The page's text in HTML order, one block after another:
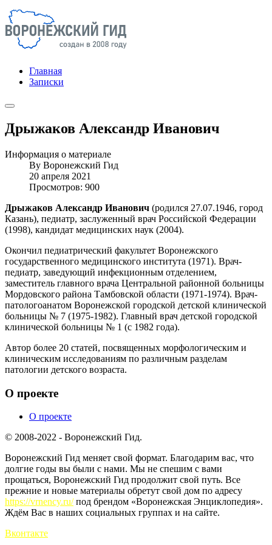
Главная
Записки
Дрыжаков Александр Иванович
Информация о материале
By Воронежский Гид
20 апреля 2021
Просмотров: 900
Дрыжаков Александр Иванович (родился 27.07.1946, город
Казань), педиатр, заслуженный врач Российской Федерации
(1998), кандидат медицинских наук (2004).
Окончил педиатрический факультет Воронежского
государственного медицинского института (1971). Врач-
педиатр, заведующий инфекционным отделением,
заместитель главного врача Центральной районной больницы
Мордовского района Тамбовской области (1971-1974). Врач-
патологоанатом Воронежской городской детской клинической
больницы № 7 (1975-1982). Главный врач детской городской
клинической больницы № 1 (с 1982 года).
Автор более 20 статей, посвященных морфологическим и
клиническим исследованиям по различным разделам
патологии детского возраста.
О проекте
О проекте
© 2008-2022 - Воронежский Гид.
Воронежский Гид меняет свой формат. Благодарим вас, что
долгие годы вы были с нами. Мы не спешим с вами
прощаться, Воронежский Гид продолжит свой путь. Все
прежние и новые материалы обретут свой дом по адресу
https://vrnency.ru/под брендом «Воронежская Энциклопедия».
Ждём Вас в наших социальных группах и на сайте.
Вконтакте